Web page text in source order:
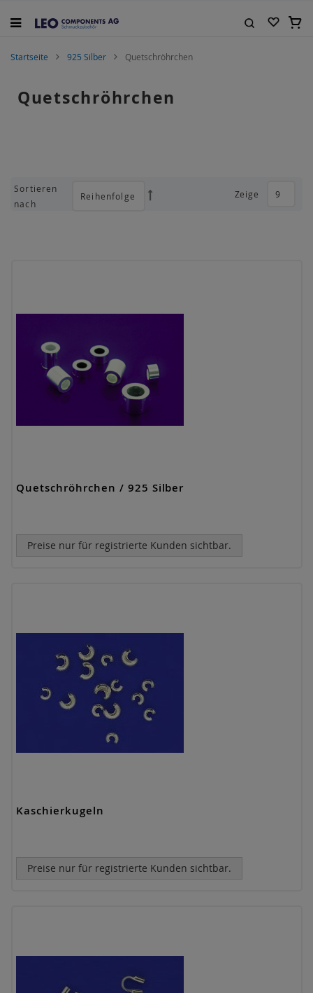
Inhalt
Startseite 925 Silber Quetschröhrchen
Quetschröhrchen
Zeige
Sortieren
nach
Absteigend
Quetschröhrchen / 925 Silber
Preise nur für registrierte Kunden sichtbar.
Kaschierkugeln
Preise nur für registrierte Kunden sichtbar.